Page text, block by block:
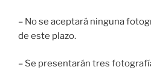
– No se aceptará ninguna
de este plazo.
– Se presentarán tres